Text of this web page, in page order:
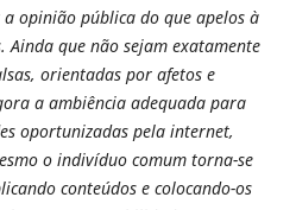
opinião pública do que apelos à
Ainda que não sejam exatamente
orientadas por afetos e
a ambiência adequada para
oportunizadas pela internet,
o indivíduo comum torna-se
conteúdos e colocando-os